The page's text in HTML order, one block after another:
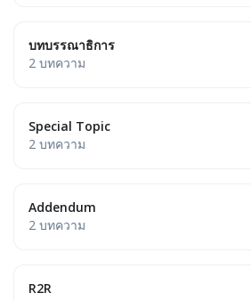
บทบรรณาธิการ
2 บทความ
Special Topic
2 บทความ
Addendum
2 บทความ
R2R